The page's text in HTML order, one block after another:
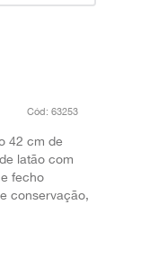
: 63253
42 cm de
latão com
fecho
conservação,